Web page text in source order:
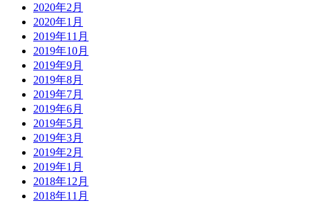
2020年2月
2020年1月
2019年11月
2019年10月
2019年9月
2019年8月
2019年7月
2019年6月
2019年5月
2019年3月
2019年2月
2019年1月
2018年12月
2018年11月